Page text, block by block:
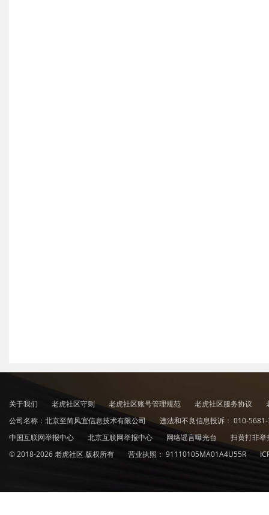
关于我们 老虎社区守则 老虎社区账号管理规范 老虎社区服务协议
公司名称：北京至简风宜信息技术有限公司
违法和不良信息投诉： 010-
中国互联网举报中心
北京互联网举报中心 网络谣言曝光台
扫黄打非
© 2018-2026 老虎社区 版权所有
营业执照： 91110105MA01A4U55R